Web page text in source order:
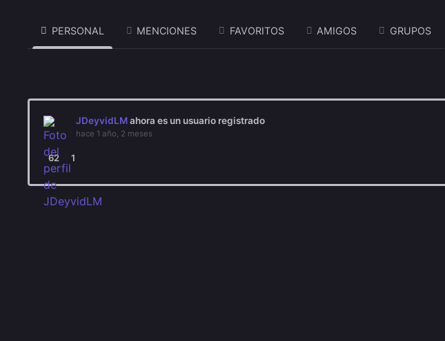
PERSONAL MENCIONES FAVORITOS AMIGOS GRUPOS
JDeyvidLMahora es un usuario registrado
hace 1 año, 2 meses
62 1